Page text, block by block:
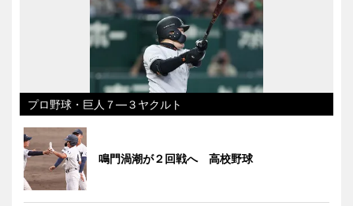
プロ野球・巨人７―３ヤクルト
鳴門渦潮が２回戦へ 高校野球